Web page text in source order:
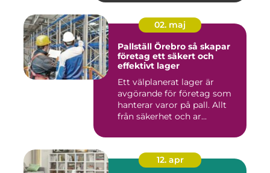
02. maj
Pallställ Örebro så skapar
företag ett säkert och
effektivt lager
Ett välplanerat lager är
avgörande för företag som
hanterar varor på pall. Allt
från säkerhet och ar...
12. apr